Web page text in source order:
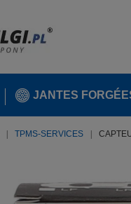
JANTES
TPMS-SERVICES